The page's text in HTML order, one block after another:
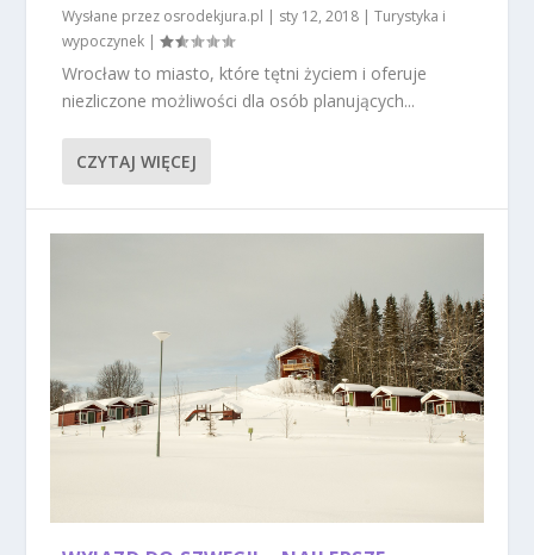
Wysłane przez osrodekjura.pl | sty 12, 2018 |Turystyka i
wypoczynek |
Wrocław to miasto, które tętni życiem i oferuje
niezliczone możliwości dla osób planujących...
CZYTAJ WIĘCEJ